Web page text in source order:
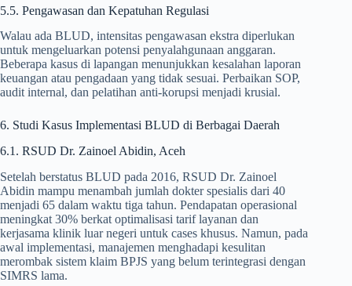
5.5. Pengawasan dan Kepatuhan Regulasi
Walau ada BLUD, intensitas pengawasan ekstra diperlukan
untuk mengeluarkan potensi penyalahgunaan anggaran.
Beberapa kasus di lapangan menunjukkan kesalahan laporan
keuangan atau pengadaan yang tidak sesuai. Perbaikan SOP,
audit internal, dan pelatihan anti-korupsi menjadi krusial.
6. Studi Kasus Implementasi BLUD di Berbagai Daerah
6.1. RSUD Dr. Zainoel Abidin, Aceh
Setelah berstatus BLUD pada 2016, RSUD Dr. Zainoel
Abidin mampu menambah jumlah dokter spesialis dari 40
menjadi 65 dalam waktu tiga tahun. Pendapatan operasional
meningkat 30% berkat optimalisasi tarif layanan dan
kerjasama klinik luar negeri untuk cases khusus. Namun, pada
awal implementasi, manajemen menghadapi kesulitan
merombak sistem klaim BPJS yang belum terintegrasi dengan
SIMRS lama.